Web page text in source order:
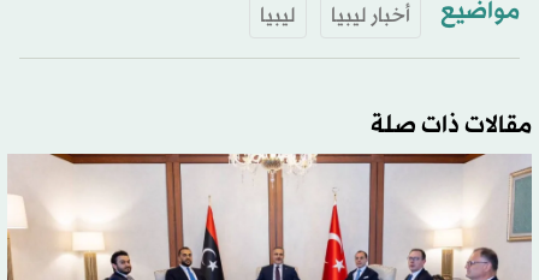
مواضيع أخبار ليبيا ليبيا
مقالات ذات صلة